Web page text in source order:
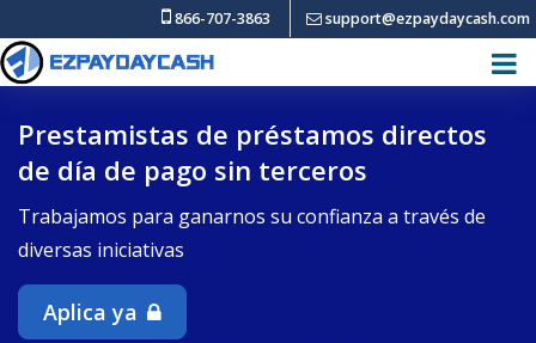
866-707-3863 support@ezpaydaycash.com
Prestamistas de préstamos directos
de día de pago sin terceros
Trabajamos para ganarnos su confianza a través de
diversas iniciativas
Aplica ya